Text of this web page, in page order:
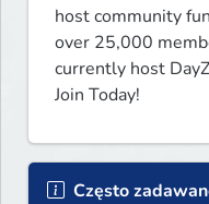
host community
over 25,000
currently host
Join Today!
Często